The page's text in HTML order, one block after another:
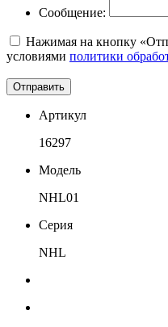
Сообщение:
Нажимая на кнопку
условиями политики
Отправить
Артикул
16297
Модель
NHL01
Серия
NHL